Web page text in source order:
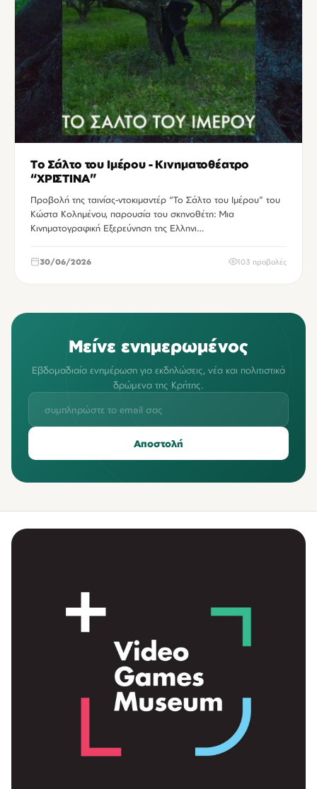
Το Σάλτο του Ιμέρου - Κινηματοθέατρο
“ΧΡΙΣΤΙΝΑ”
Προβολή της ταινίας-ντοκιμαντέρ “Το Σάλτο του Ιμέρου” του
Κώστα Κολημένου, παρουσία του σκηνοθέτη: Μια
Κινηματογραφική Εξερεύνηση της Ελληνι…
30/06/2026 103 προβολές
Μείνε ενημερωμένος
Εβδομαδιαία ενημέρωση για εκδηλώσεις, νέα και πολιτιστικά
δρώμενα της Κρήτης.
Αποστολή